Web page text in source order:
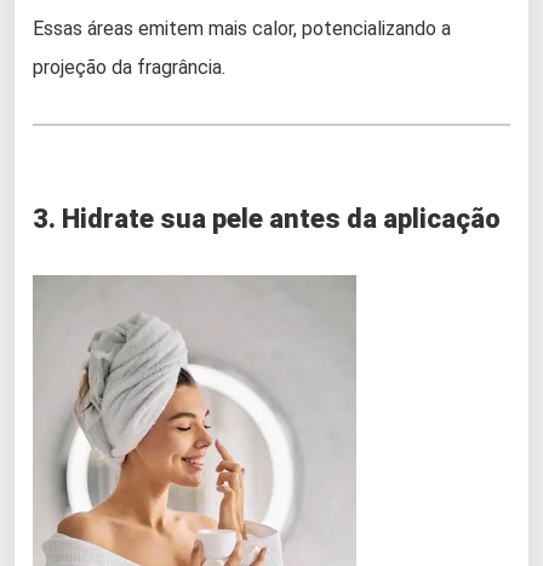
Essas áreas emitem mais calor, potencializando a
projeção da fragrância.
3. Hidrate sua pele antes da aplicação